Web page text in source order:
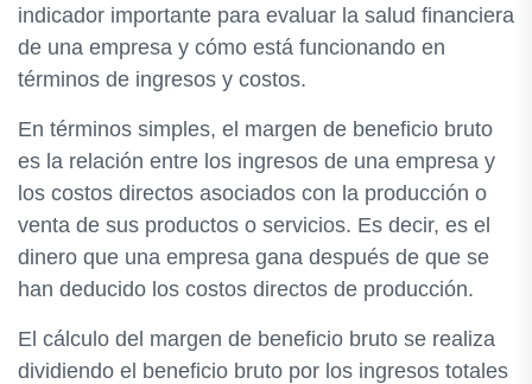
indicador importante para evaluar la salud financiera
de una empresa y cómo está funcionando en
términos de ingresos y costos.
En términos simples, el margen de beneficio bruto
es la relación entre los ingresos de una empresa y
los costos directos asociados con la producción o
venta de sus productos o servicios. Es decir, es el
dinero que una empresa gana después de que se
han deducido los costos directos de producción.
El cálculo del margen de beneficio bruto se realiza
dividiendo el beneficio bruto por los ingresos totales